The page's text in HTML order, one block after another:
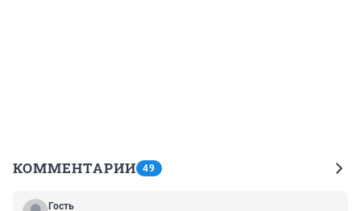
КОММЕНТАРИИ 49
Гость